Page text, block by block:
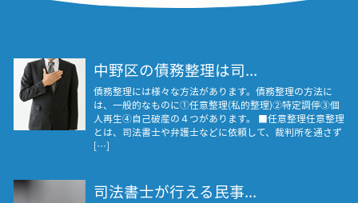
中野区の債務整理は司...
債務整理には様々な方法があります。債務整理の方法に
は、一般的なものに①任意整理(私的整理)②特定調停③個
人再生④自己破産の４つがあります。 ■任意整理任意整理
とは、司法書士や弁護士などに依頼して、裁判所を通さず
[…]
司法書士が行える民事...